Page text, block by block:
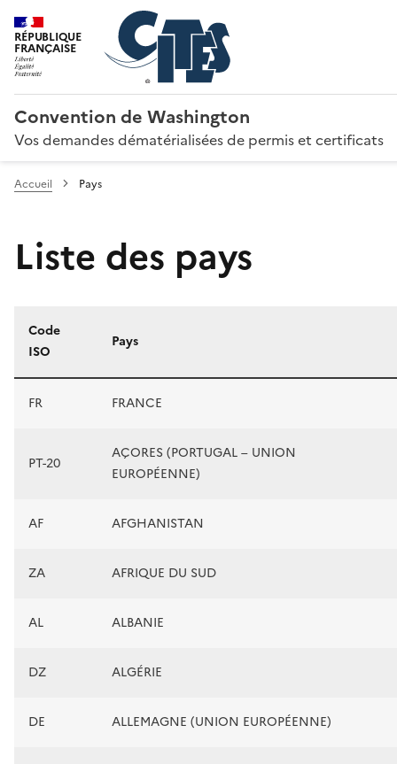
RÉPUBLIQUE
FRANÇAISE
Convention de Washington
Vos demandes dématérialisées de permis et certificats
Accueil Pays
Liste des pays
Liste des pays
Code
ISO
Pays
FR FRANCE
PT-20
AÇORES (PORTUGAL – UNION
EUROPÉENNE)
AF AFGHANISTAN
ZA AFRIQUE DU SUD
AL ALBANIE
DZ ALGÉRIE
DE ALLEMAGNE (UNION EUROPÉENNE)